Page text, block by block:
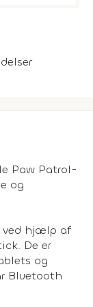
Paw Patrol-
og
ved hjælp af
De er
og
Bluetooth